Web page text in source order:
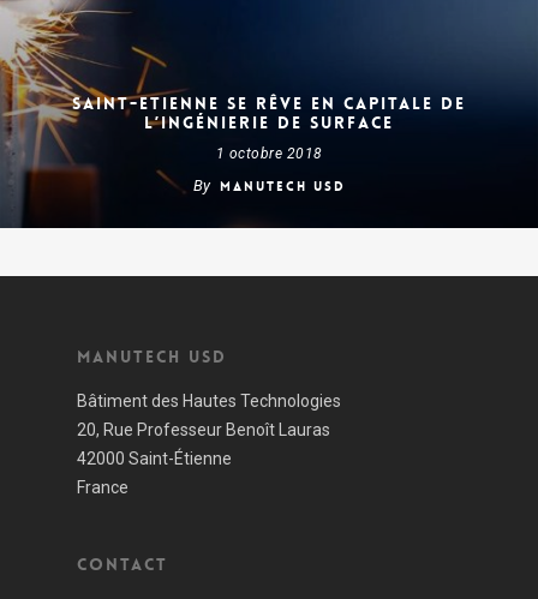
SAINT-ETIENNE SE RÊVE EN CAPITALE DE
L’INGÉNIERIE DE SURFACE
1 octobre 2018
By Manutech USD
Manutech USD
Bâtiment des Hautes Technologies
20, Rue Professeur Benoît Lauras
42000 Saint-Étienne
France
Contact